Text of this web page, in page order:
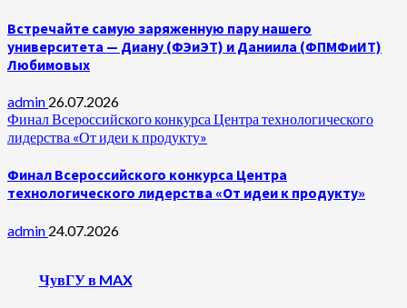
Встречайте самую заряженную пару нашего
университета — Диану (ФЭиЭТ) и Даниила (ФПМФиИТ)
Любимовых
admin 26.07.2026
Финал Всероссийского конкурса Центра технологического
лидерства «От идеи к продукту»
Финал Всероссийского конкурса Центра
технологического лидерства «От идеи к продукту»
admin 24.07.2026
ЧувГУ в MAX